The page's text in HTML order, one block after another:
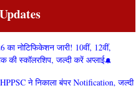
का नोटिफिकेशन जारी! 10वीं, 12वीं,
स्कॉलरशिप, जल्दी करें अप्लाई
ने निकाला बंपर Notification, जल्दी